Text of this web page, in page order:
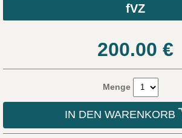
fVZ
200.00 €
Menge
IN DEN WARENKORB